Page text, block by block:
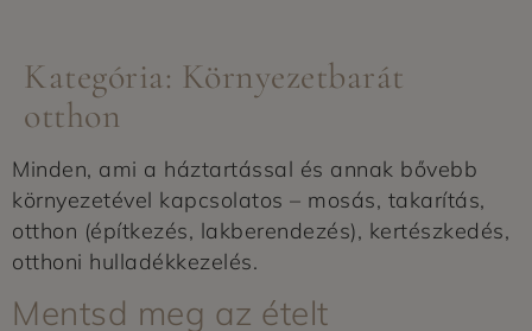
Kategória: Környezetbarát
otthon
Minden, ami a háztartással és annak bővebb
környezetével kapcsolatos – mosás, takarítás,
otthon (építkezés, lakberendezés), kertészkedés,
otthoni hulladékkezelés.
Mentsd meg az ételt